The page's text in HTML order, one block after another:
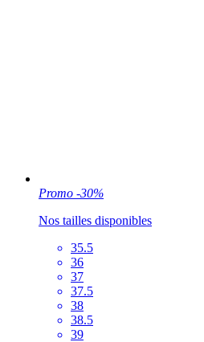
Promo -30%
Nos tailles disponibles
35.5
36
37
37.5
38
38.5
39